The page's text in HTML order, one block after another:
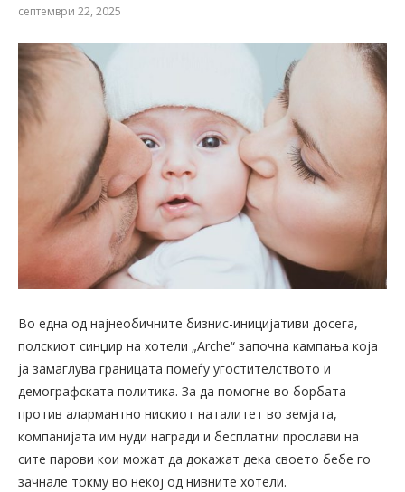
септември 22, 2025
Во една од најнеобичните бизнис-иницијативи досега,
полскиот синџир на хотели „Arche“ започна кампања која
ја замаглува границата помеѓу угостителството и
демографската политика. За да помогне во борбата
против алармантно нискиот наталитет во земјата,
компанијата им нуди награди и бесплатни прослави на
сите парови кои можат да докажат дека своето бебе го
зачнале токму во некој од нивните хотели.